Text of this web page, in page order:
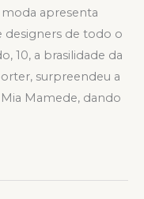
apresenta
designers de todo o
10, a brasilidade da
surpreendeu a
Mamede, dando